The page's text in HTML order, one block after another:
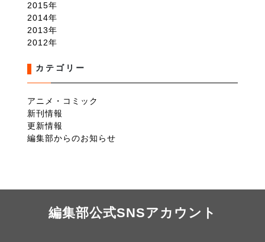
2015
2014
2013
2012
カテゴリー
アニメ・コミック
新刊情報
更新情報
編集部からのお知らせ
編集部公式SNSアカウント